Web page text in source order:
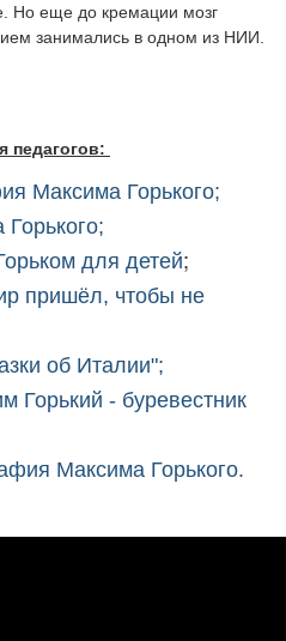
Но еще до кремации мозг
занимались в одном из НИИ.
педагогов:
Максима Горького;
для детей;
пришёл, чтобы не
об Италии";
Горький - буревестник
Максима Горького.